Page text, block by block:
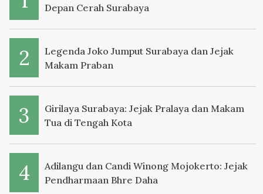
Depan Cerah Surabaya
Legenda Joko Jumput Surabaya dan Jejak
Makam Praban
Girilaya Surabaya: Jejak Pralaya dan Makam
Tua di Tengah Kota
Adilangu dan Candi Winong Mojokerto: Jejak
Pendharmaan Bhre Daha